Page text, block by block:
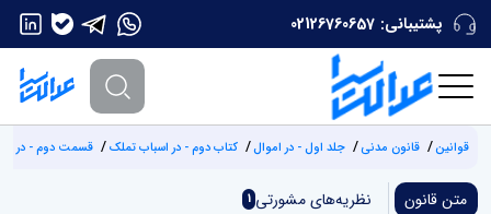
پشتیبانی: 02126760657
قوانین قانون مدنی جلد اول - در اموال کتاب دوم - در اسباب تملک قسمت دوم - در
متن قانون نظریه‌های مشورتی 1